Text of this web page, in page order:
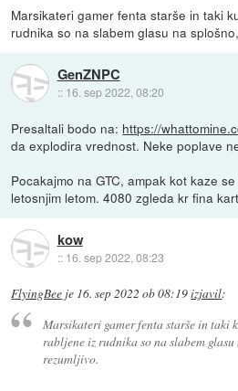
Marsikateri gamer fenta starše in taki
rudnika so na slabem glasu na
GenZNPC
:: 16. sep 2022, 08:20
Presaltali bodo na: https://
da explodira vrednost. Neke poplave
Pocakajmo na GTC, ampak kot kaze
letosnjim letom. 4080 zgleda kr fina
kow
:: 16. sep 2022, 08:23
FlyingBee je 16. sep 2022 ob 08:19izjavil:
Marsikateri gamer fenta starše in taki
rabljene iz rudnika so na slabem
rezumljivo.